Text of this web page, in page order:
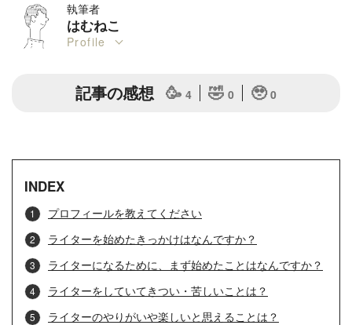
執筆者
はむねこ
Profile
記事の感想 🥳 4 🤣 0 🥹 0
INDEX
プロフィールを教えてください
ライターを始めたきっかけはなんですか？
ライターになるために、まず始めたことはなんですか？
ライターをしていてきつい・苦しいことは？
ライターのやりがいや楽しいと思えることは？